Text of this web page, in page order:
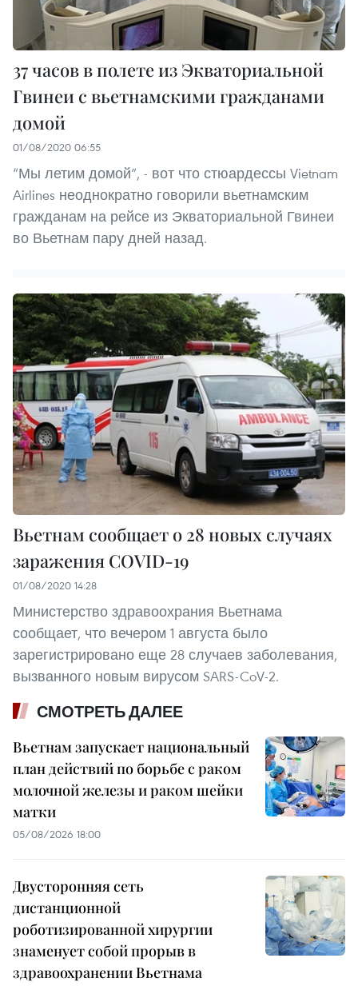
37 часов в полете из Экваториальной
Гвинеи с вьетнамскими гражданами
домой
01/08/2020 06:55
“Мы летим домой”, - вот что стюардессы Vietnam
Airlines неоднократно говорили вьетнамским
гражданам на рейсе из Экваториальной Гвинеи
во Вьетнам пару дней назад.
Вьетнам сообщает о 28 новых случаях
заражения COVID-19
01/08/2020 14:28
Министерство здравоохрания Вьетнама
сообщает, что вечером 1 августа было
зарегистрировано еще 28 случаев заболевания,
вызванного новым вирусом SARS-CoV-2.
СМОТРЕТЬ ДАЛЕЕ
Вьетнам запускает национальный
план действий по борьбе с раком
молочной железы и раком шейки
матки
05/08/2026 18:00
Двусторонняя сеть
дистанционной
роботизированной хирургии
знаменует собой прорыв в
здравоохранении Вьетнама